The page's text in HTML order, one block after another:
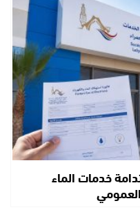
خدمات الماء